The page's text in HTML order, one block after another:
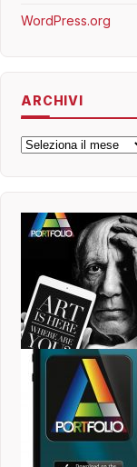
WordPress.org
ARCHIVI
Archivi